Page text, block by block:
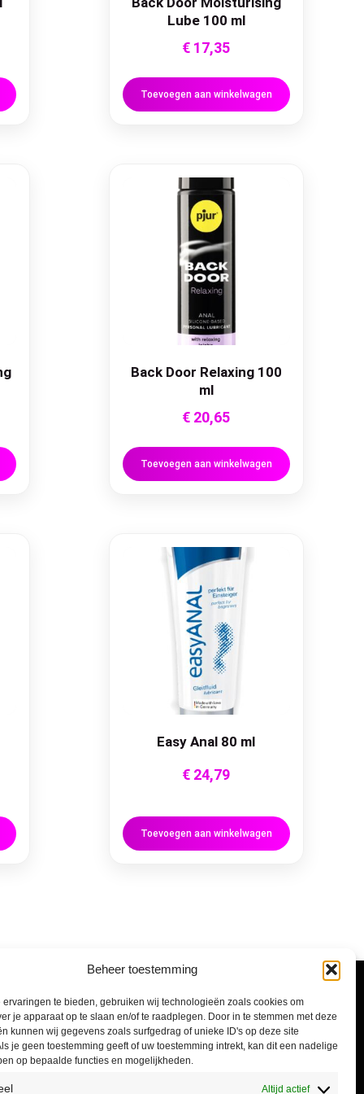
Beheer toestemming
ervaringen te bieden, gebruiken wij technologieën zoals cookies om
je apparaat op te slaan en/of te raadplegen. Door in te stemmen met deze
kunnen wij gegevens zoals surfgedrag of unieke ID's op deze site
je geen toestemming geeft of uw toestemming intrekt, kan dit een nadelige
op bepaalde functies en mogelijkheden.
Altijd actief
Lube 100 ml
€ 17,35
Toevoegen aan winkelwagen
Back Door Relaxing 100
ml
€ 20,65
Toevoegen aan winkelwagen
Easy Anal 80 ml
€ 24,79
Toevoegen aan winkelwagen
Informatie
Algemene voorwaarden
Privacyverklaring